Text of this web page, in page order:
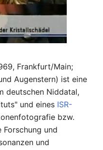
Frankfurt/Main;
Augenstern) ist eine
deutschen Niddatal,
und eines ISR-
bzw.
und
und